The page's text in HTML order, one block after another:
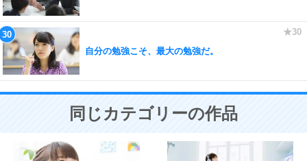
自分の勉強こそ、最大の勉強だ。
同じカテゴリーの作品